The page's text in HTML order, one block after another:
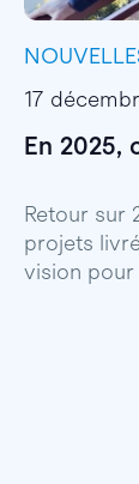
17
En 2025,
Retour sur
projets
vision pour